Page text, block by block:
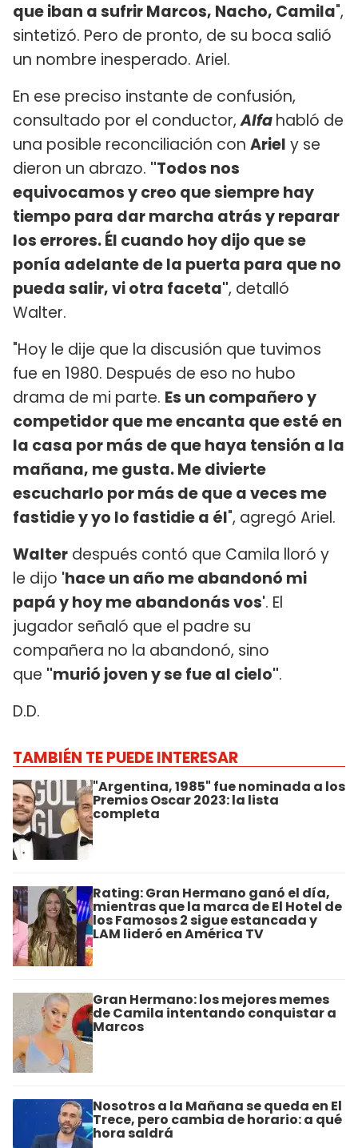
que iban a sufrir Marcos, Nacho, Camila",
sintetizó. Pero de pronto, de su boca salió
un nombre inesperado. Ariel.
En ese preciso instante de confusión,
consultado por el conductor,Alfahabló de
una posible reconciliación con Ariel y se
dieron un abrazo. "Todos nos
equivocamos y creo que siempre hay
tiempo para dar marcha atrás y reparar
los errores. Él cuando hoy dijo que se
ponía adelante de la puerta para que no
pueda salir, vi otra faceta", detalló
Walter.
"Hoy le dije que la discusión que tuvimos
fue en 1980. Después de eso no hubo
drama de mi parte. Es un compañero y
competidor que me encanta que esté en
la casa por más de que haya tensión a la
mañana, me gusta. Me divierte
escucharlo por más de que a veces me
fastidie y yo lo fastidie a él", agregó Ariel.
Walter después contó que Camila lloró y
le dijo 'hace un año me abandonó mi
papá y hoy me abandonás vos'. El
jugador se­ñaló que el padre su
compañera no la abandonó, sino
que "murió joven y se fue al cielo".
D.D.
TAMBIÉN TE PUEDE INTERESAR
"Argentina, 1985" fue nominada a los
Premios Oscar 2023: la lista
completa
Rating: Gran Hermano ganó el día,
mientras que la marca de El Hotel de
los Famosos 2 sigue estancada y
LAM lideró en América TV
Gran Hermano: los mejores memes
de Camila intentando conquistar a
Marcos
Nosotros a la Mañana se queda en El
Trece, pero cambia de horario: a qué
hora saldrá